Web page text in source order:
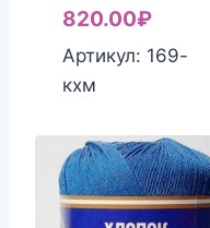
820.00₽
Артикул: 169-
кхм